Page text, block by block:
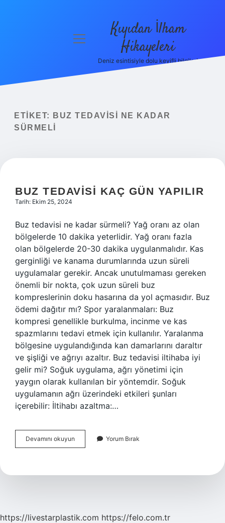
Yasal Uyarı
menüyü
Kıyıdan İlham
Hikayeleri
Deniz esintisiyle dolu keyifli bilgiler!
ETIKET:
BUZ TEDAVISI NE KADAR
SÜRMELI
BUZ TEDAVISI KAÇ GÜN YAPILIR
Tarih: Ekim 25, 2024
Buz tedavisi ne kadar sürmeli? Yağ oranı az olan
bölgelerde 10 dakika yeterlidir. Yağ oranı fazla
olan bölgelerde 20-30 dakika uygulanmalıdır. Kas
gerginliği ve kanama durumlarında uzun süreli
uygulamalar gerekir. Ancak unutulmaması gereken
önemli bir nokta, çok uzun süreli buz
kompreslerinin doku hasarına da yol açmasıdır. Buz
ödemi dağıtır mı? Spor yaralanmaları: Buz
kompresi genellikle burkulma, incinme ve kas
spazmlarını tedavi etmek için kullanılır. Yaralanma
bölgesine uygulandığında kan damarlarını daraltır
ve şişliği ve ağrıyı azaltır. Buz tedavisi iltihaba iyi
gelir mi? Soğuk uygulama, ağrı yönetimi için
yaygın olarak kullanılan bir yöntemdir. Soğuk
uygulamanın ağrı üzerindeki etkileri şunları
içerebilir: İltihabı azaltma:…
Devamını okuyun
Tedavisi
Yapılır
Yorum Bırak
https://livestarplastik.com https://felo.com.tr